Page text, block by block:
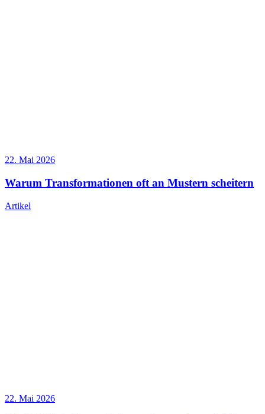
22. Mai 2026
Warum Transformationen oft an Mustern scheitern
Artikel
22. Mai 2026